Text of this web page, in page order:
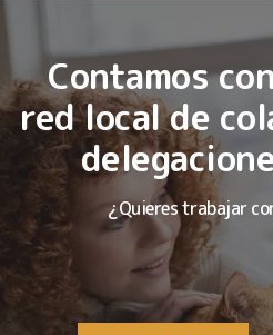
Contamos
red local de
¿Quieres trabajar